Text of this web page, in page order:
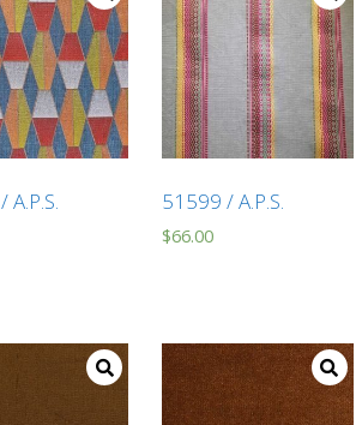
51599 / A.P.S.
$66.00